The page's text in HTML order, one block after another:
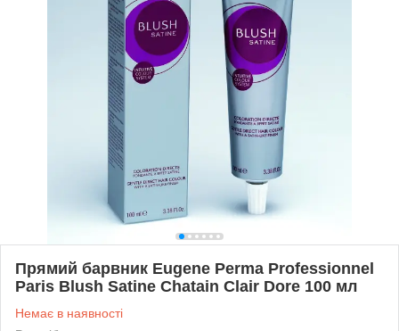
Прямий барвник Eugene Рerma Professionnel
Paris Blush Satine Chatain Clair Dore 100 мл
Немає в наявності